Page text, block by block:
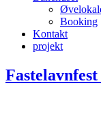
Booking
Kontakt
projekt